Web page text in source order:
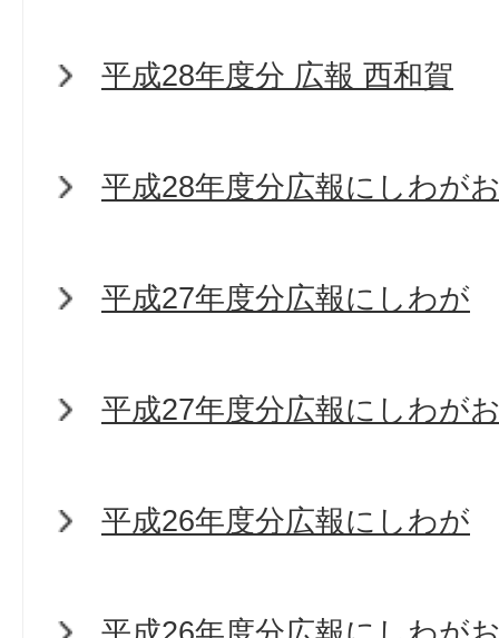
平成28年度分 広報 西和賀
平成28年度分広報にしわが
平成27年度分広報にしわが
平成27年度分広報にしわが
平成26年度分広報にしわが